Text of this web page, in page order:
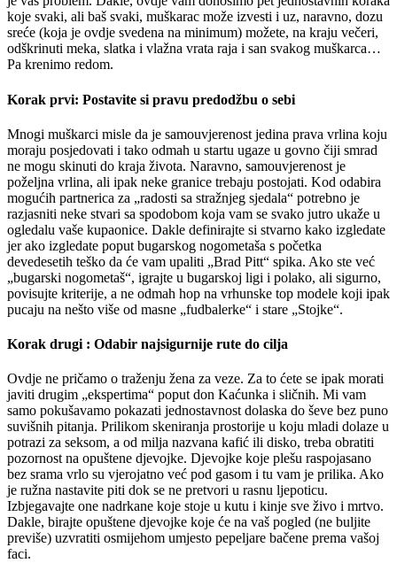
koje svaki, ali baš svaki, muškarac može izvesti i uz, naravno, dozu
sreće (koja je ovdje svedena na minimum) možete, na kraju večeri,
odškrinuti meka, slatka i vlažna vrata raja i san svakog muškarca…
Pa krenimo redom.
Korak prvi: Postavite si pravu predodžbu o sebi
Mnogi muškarci misle da je samouvjerenost jedina prava vrlina koju
moraju posjedovati i tako odmah u startu ugaze u govno čiji smrad
ne mogu skinuti do kraja života. Naravno, samouvjerenost je
poželjna vrlina, ali ipak neke granice trebaju postojati. Kod odabira
mogućih partnerica za „radosti sa stražnjeg sjedala“ potrebno je
razjasniti neke stvari sa spodobom koja vam se svako jutro ukaže u
ogledalu vaše kupaonice. Dakle definirajte si stvarno kako izgledate
jer ako izgledate poput bugarskog nogometaša s početka
devedesetih teško da će vam upaliti „Brad Pitt“ spika. Ako ste već
„bugarski nogometaš“, igrajte u bugarskoj ligi i polako, ali sigurno,
povisujte kriterije, a ne odmah hop na vrhunske top modele koji ipak
pucaju na nešto više od masne „fudbalerke“ i stare „Stojke“.
Korak drugi : Odabir najsigurnije rute do cilja
Ovdje ne pričamo o traženju žena za veze. Za to ćete se ipak morati
javiti drugim „ekspertima“ poput don Kaćunka i sličnih. Mi vam
samo pokušavamo pokazati jednostavnost dolaska do ševe bez puno
suvišnih pitanja. Prilikom skeniranja prostorije u koju mladi dolaze u
potrazi za seksom, a od milja nazvana kafić ili disko, treba obratiti
pozornost na opuštene djevojke. Djevojke koje plešu raspojasano
bez srama vrlo su vjerojatno već pod gasom i tu vam je prilika. Ako
je ružna nastavite piti dok se ne pretvori u rasnu ljepoticu.
Izbjegavajte one nadrkane koje stoje u kutu i kinje sve živo i mrtvo.
Dakle, birajte opuštene djevojke koje će na vaš pogled (ne buljite
previše) uzvratiti osmijehom umjesto pepeljare bačene prema vašoj
faci.